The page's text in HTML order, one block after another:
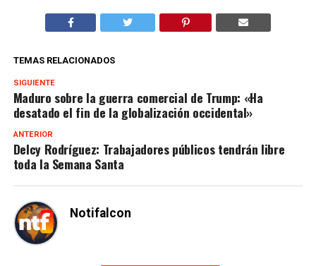
TEMAS RELACIONADOS
SIGUIENTE
Maduro sobre la guerra comercial de Trump: «Ha
desatado el fin de la globalización occidental»
ANTERIOR
Delcy Rodríguez: Trabajadores públicos tendrán libre
toda la Semana Santa
Notifalcon